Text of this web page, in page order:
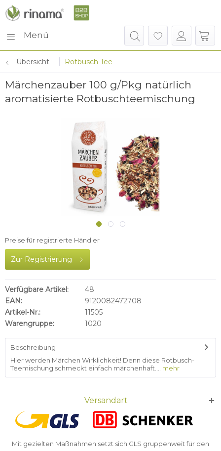
Menü
Übersicht Rotbusch Tee
Märchenzauber 100 g/Pkg natürlich
aromatisierte Rotbuschteemischung
Preise für registrierte Händler
Zur Registrierung
Verfügbare Artikel:
48
EAN:
9120082472708
Artikel-Nr.:
11505
Warengruppe:
1020
Beschreibung
Hier werden Märchen Wirklichkeit! Denn diese Rotbusch-
Teemischung schmeckt einfach märchenhaft....
mehr
Versandart
Mit gezielten Maßnahmen setzt sich GLS gruppenweit für den